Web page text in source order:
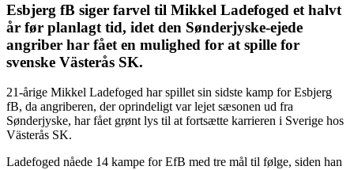
Esbjerg fB siger farvel til Mikkel Ladefoged et halvt
år før planlagt tid, idet den Sønderjyske-ejede
angriber har fået en mulighed for at spille for
svenske Västerås SK.
21-årige Mikkel Ladefoged har spillet sin sidste kamp for Esbjerg
fB, da angriberen, der oprindeligt var lejet sæsonen ud fra
Sønderjyske, har fået grønt lys til at fortsætte karrieren i Sverige hos
Västerås SK.
Ladefoged nåede 14 kampe for EfB med tre mål til følge, siden han